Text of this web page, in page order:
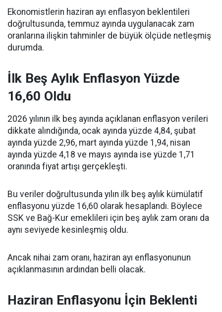
Ekonomistlerin haziran ayı enflasyon beklentileri
doğrultusunda, temmuz ayında uygulanacak zam
oranlarına ilişkin tahminler de büyük ölçüde netleşmiş
durumda.
İlk Beş Aylık Enflasyon Yüzde
16,60 Oldu
2026 yılının ilk beş ayında açıklanan enflasyon verileri
dikkate alındığında, ocak ayında yüzde 4,84, şubat
ayında yüzde 2,96, mart ayında yüzde 1,94, nisan
ayında yüzde 4,18 ve mayıs ayında ise yüzde 1,71
oranında fiyat artışı gerçekleşti.
Bu veriler doğrultusunda yılın ilk beş aylık kümülatif
enflasyonu yüzde 16,60 olarak hesaplandı. Böylece
SSK ve Bağ-Kur emeklileri için beş aylık zam oranı da
aynı seviyede kesinleşmiş oldu.
Ancak nihai zam oranı, haziran ayı enflasyonunun
açıklanmasının ardından belli olacak.
Haziran Enflasyonu İçin Beklenti